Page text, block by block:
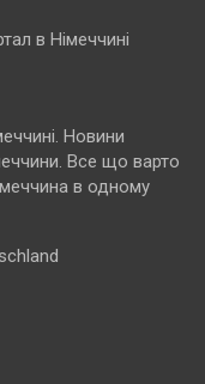
в Німеччині
Новини
Все що варто
в одному